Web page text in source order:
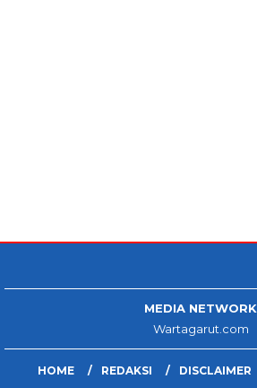
MEDIA NETWORK
Wartagarut.com
HOME REDAKSI DISCLAIMER